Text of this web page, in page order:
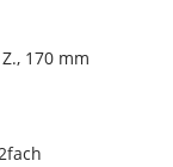
170 mm